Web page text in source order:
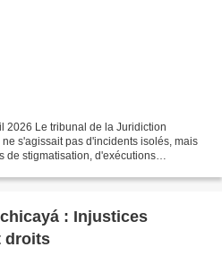
2026 Le tribunal de la Juridiction
s'agissait pas d'incidents isolés, mais
de stigmatisation, d'exécutions
: Injustices
droits